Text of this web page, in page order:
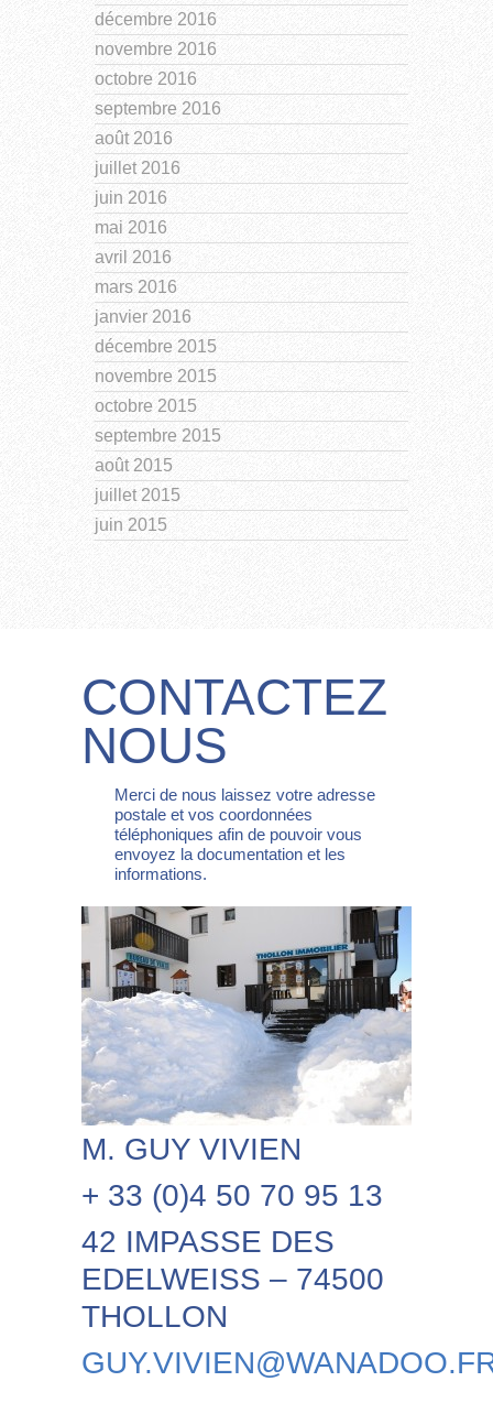
décembre 2016
novembre 2016
octobre 2016
septembre 2016
août 2016
juillet 2016
juin 2016
mai 2016
avril 2016
mars 2016
janvier 2016
décembre 2015
novembre 2015
octobre 2015
septembre 2015
août 2015
juillet 2015
juin 2015
CONTACTEZ
NOUS
Merci de nous laissez votre adresse
postale et vos coordonnées
téléphoniques afin de pouvoir vous
envoyez la documentation et les
informations.
M. GUY VIVIEN
+ 33 (0)4 50 70 95 13
42 IMPASSE DES
EDELWEISS – 74500
THOLLON